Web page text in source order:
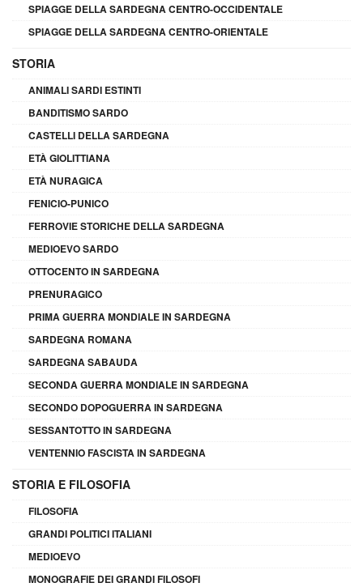
SPIAGGE DELLA SARDEGNA CENTRO-OCCIDENTALE
SPIAGGE DELLA SARDEGNA CENTRO-ORIENTALE
STORIA
ANIMALI SARDI ESTINTI
BANDITISMO SARDO
CASTELLI DELLA SARDEGNA
ETÀ GIOLITTIANA
ETÀ NURAGICA
FENICIO-PUNICO
FERROVIE STORICHE DELLA SARDEGNA
MEDIOEVO SARDO
OTTOCENTO IN SARDEGNA
PRENURAGICO
PRIMA GUERRA MONDIALE IN SARDEGNA
SARDEGNA ROMANA
SARDEGNA SABAUDA
SECONDA GUERRA MONDIALE IN SARDEGNA
SECONDO DOPOGUERRA IN SARDEGNA
SESSANTOTTO IN SARDEGNA
VENTENNIO FASCISTA IN SARDEGNA
STORIA E FILOSOFIA
FILOSOFIA
GRANDI POLITICI ITALIANI
MEDIOEVO
MONOGRAFIE DEI GRANDI FILOSOFI